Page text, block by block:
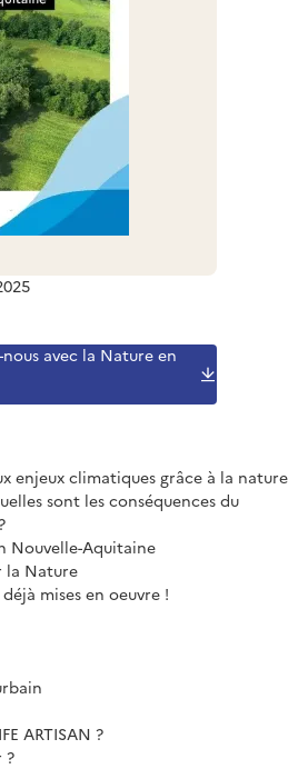
avec la Nature en
enjeux climatiques grâce à la nature
sont les conséquences du
Nouvelle-Aquitaine
la Nature
mises en oeuvre !
ARTISAN ?
?